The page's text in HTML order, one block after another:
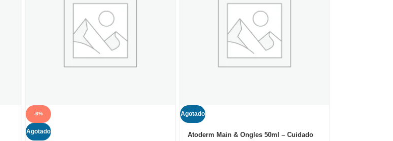
-6%
Agotado
Agotado
Atoderm Main & Ongles 50ml – Cuidado